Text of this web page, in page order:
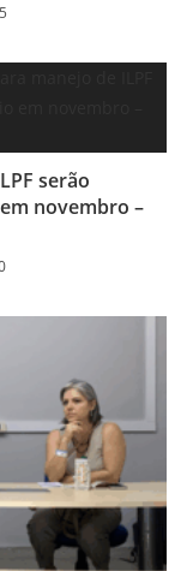
serão
novembro –